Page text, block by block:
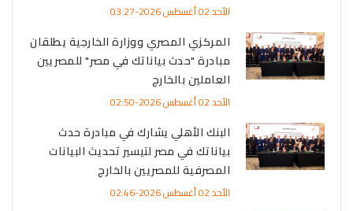
الأحد 02 أغسطس 2026-03:27
المركزي المصري ووزارة الخارجية يطلقان
مبادرة "حدث بياناتك في مصر" للمصريين
العاملين بالخارج
الأحد 02 أغسطس 2026-02:50
البنك الأهلي يشارك في مبادرة حدث
بياناتك في مصر لتيسير تحديث البيانات
المصرفية للمصريين بالخارج
الأحد 02 أغسطس 2026-02:46